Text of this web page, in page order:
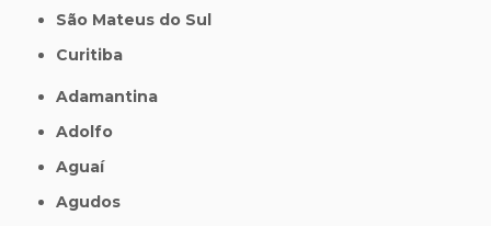
São Mateus do Sul
Curitiba
Adamantina
Adolfo
Aguaí
Agudos